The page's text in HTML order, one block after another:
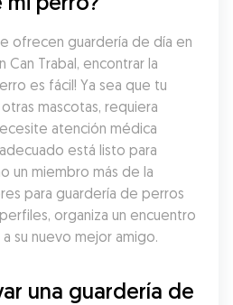
ofrecen guardería de día en
Trabal, encontrar la
es fácil! Ya sea que tu
mascotas, requiera
atención médica
está listo para
un miembro más de la
para guardería de perros
organiza un encuentro
su nuevo mejor amigo.
una guardería de